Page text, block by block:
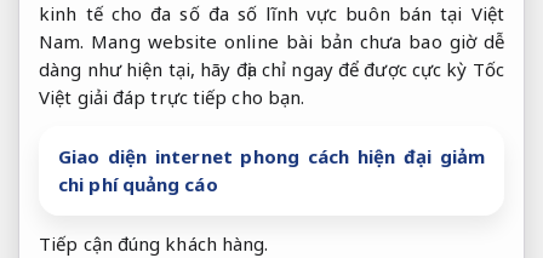
kinh tế cho đa số đa số lĩnh vực buôn bán tại Việt
Nam. Mang website online bài bản chưa bao giờ dễ
dàng như hiện tại, hãy địa chỉ ngay để được cực kỳ Tốc
Việt giải đáp trực tiếp cho bạn.
Giao diện internet phong cách hiện đại giảm
chi phí quảng cáo
Tiếp cận đúng khách hàng.